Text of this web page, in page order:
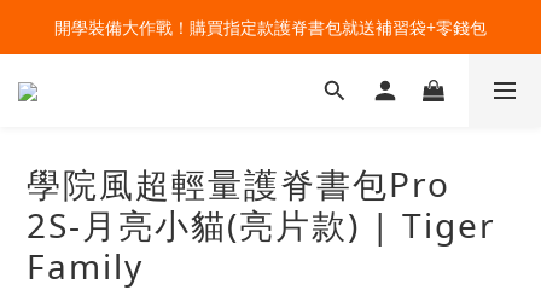
🔥今夏最夯 Pokémon 寶可夢書包現貨熱賣中！開心迎接新學期！
開學裝備大作戰！購買指定款護脊書包就送補習袋+零錢包
學院風超輕量護脊書包Pro
2S-月亮小貓(亮片款) | Tiger
Family